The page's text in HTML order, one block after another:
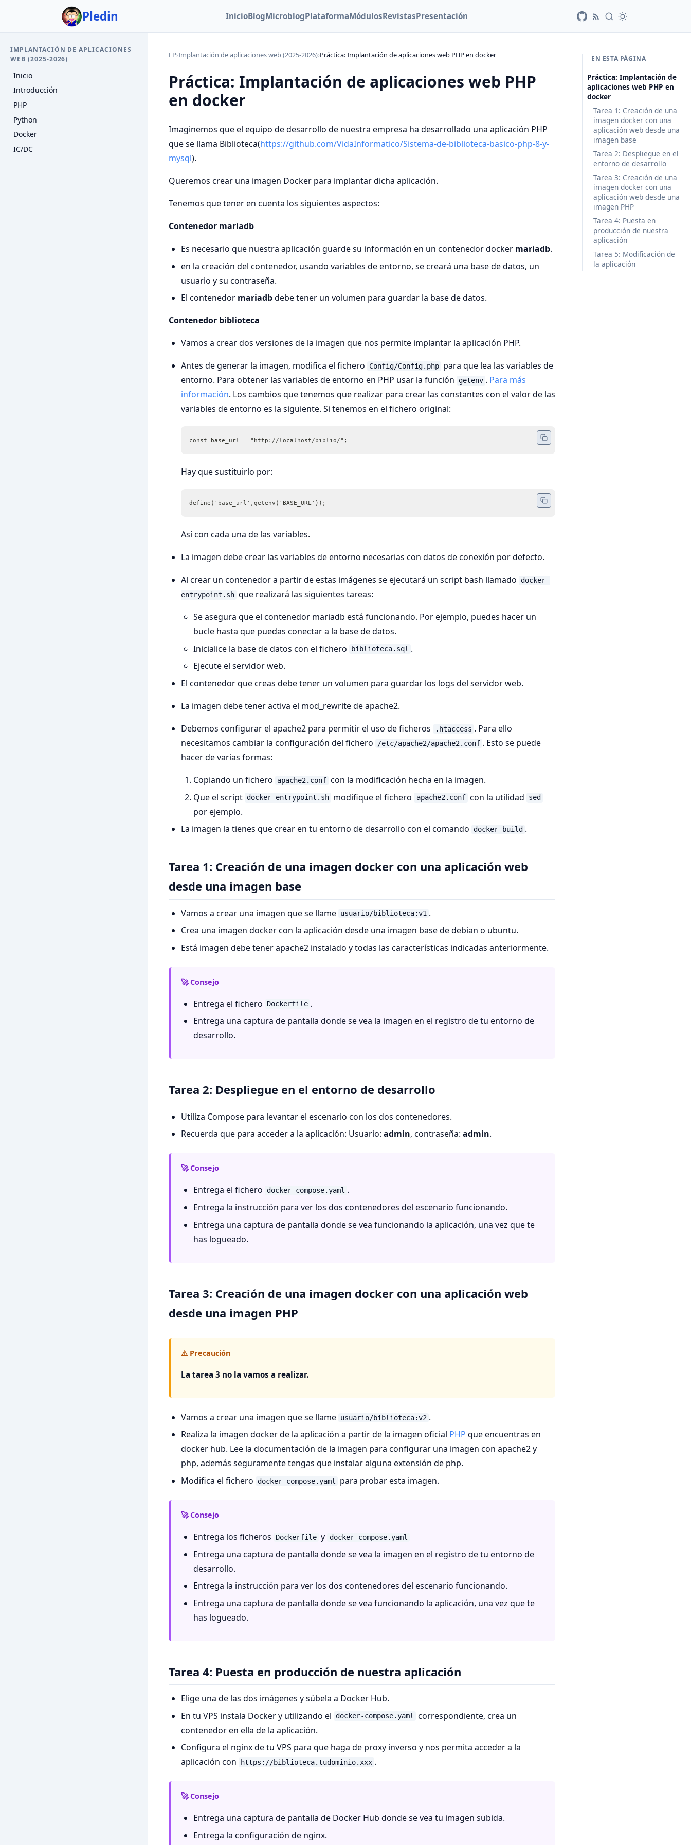
Pledin InicioBlogMicroblogPlataformaMódulosRevistasPresentación
IMPLANTACIÓN DE APLICACIONES
WEB (2025-2026)
Inicio
Introducción
PHP
Python
Docker
IC/DC
FP›Implantación de aplicaciones web (2025-2026)›Práctica: Implantación de aplicaciones web PHP en docker
Práctica: Implantación de aplicaciones web PHP
en docker
Imaginemos que el equipo de desarrollo de nuestra empresa ha desarrollado una aplicación PHP
que se llama Biblioteca(https://github.com/VidaInformatico/Sistema-de-biblioteca-basico-php-8-y-
mysql).
Queremos crear una imagen Docker para implantar dicha aplicación.
Tenemos que tener en cuenta los siguientes aspectos:
Contenedor mariadb
Es necesario que nuestra aplicación guarde su información en un contenedor docker mariadb.
en la creación del contenedor, usando variables de entorno, se creará una base de datos, un
usuario y su contraseña.
El contenedor mariadbdebe tener un volumen para guardar la base de datos.
Contenedor biblioteca
Vamos a crear dos versiones de la imagen que nos permite implantar la aplicación PHP.
Antes de generar la imagen, modifica el fichero
Config/Config.php para que lea las variables de
entorno. Para obtener las variables de entorno en PHP usar la función
getenv . Para más
información. Los cambios que tenemos que realizar para crear las constantes con el valor de las
variables de entorno es la siguiente. Si tenemos en el fichero original:
const base_url = "http://localhost/biblio/";
Hay que sustituirlo por:
define('base_url',getenv('BASE_URL'));
Así con cada una de las variables.
La imagen debe crear las variables de entorno necesarias con datos de conexión por defecto.
Al crear un contenedor a partir de estas imágenes se ejecutará un script bash llamado
docker-
entrypoint.sh que realizará las siguientes tareas:
Se asegura que el contenedor mariadb está funcionando. Por ejemplo, puedes hacer un
bucle hasta que puedas conectar a la base de datos.
Inicialice la base de datos con el fichero
biblioteca.sql .
Ejecute el servidor web.
El contenedor que creas debe tener un volumen para guardar los logs del servidor web.
La imagen debe tener activa el mod_rewrite de apache2.
Debemos configurar el apache2 para permitir el uso de ficheros
.htaccess . Para ello
necesitamos cambiar la configuración del fichero
/etc/apache2/apache2.conf . Esto se puede
hacer de varias formas:
Copiando un fichero
apache2.conf con la modificación hecha en la imagen.
Que el script docker-entrypoint.sh modifique el fichero apache2.conf con la utilidad sed
por ejemplo.
La imagen la tienes que crear en tu entorno de desarrollo con el comando
docker build .
Tarea 1: Creación de una imagen docker con una aplicación web
desde una imagen base
Vamos a crear una imagen que se llame usuario/biblioteca:v1 .
Crea una imagen docker con la aplicación desde una imagen base de debian o ubuntu.
Está imagen debe tener apache2 instalado y todas las características indicadas anteriormente.
🚀 Consejo
Entrega el fichero Dockerfile .
Entrega una captura de pantalla donde se vea la imagen en el registro de tu entorno de
desarrollo.
Tarea 2: Despliegue en el entorno de desarrollo
Utiliza Compose para levantar el escenario con los dos contenedores.
Recuerda que para acceder a la aplicación: Usuario: admin, contraseña: admin.
🚀 Consejo
Entrega el fichero docker-compose.yaml .
Entrega la instrucción para ver los dos contenedores del escenario funcionando.
Entrega una captura de pantalla donde se vea funcionando la aplicación, una vez que te
has logueado.
Tarea 3: Creación de una imagen docker con una aplicación web
desde una imagen PHP
⚠️ Precaución
La tarea 3 no la vamos a realizar.
Vamos a crear una imagen que se llame usuario/biblioteca:v2 .
Realiza la imagen docker de la aplicación a partir de la imagen oficial PHP que encuentras en
docker hub. Lee la documentación de la imagen para configurar una imagen con apache2 y
php, además seguramente tengas que instalar alguna extensión de php.
Modifica el fichero
docker-compose.yaml para probar esta imagen.
🚀 Consejo
Entrega los ficheros Dockerfile y docker-compose.yaml
Entrega una captura de pantalla donde se vea la imagen en el registro de tu entorno de
desarrollo.
Entrega la instrucción para ver los dos contenedores del escenario funcionando.
Entrega una captura de pantalla donde se vea funcionando la aplicación, una vez que te
has logueado.
Tarea 4: Puesta en producción de nuestra aplicación
Elige una de las dos imágenes y súbela a Docker Hub.
En tu VPS instala Docker y utilizando el
docker-compose.yaml correspondiente, crea un
contenedor en ella de la aplicación.
Configura el nginx de tu VPS para que haga de proxy inverso y nos permita acceder a la
aplicación con
https://biblioteca.tudominio.xxx .
🚀 Consejo
Entrega una captura de pantalla de Docker Hub donde se vea tu imagen subida.
Entrega la configuración de nginx.
EN ESTA PÁGINA
Práctica: Implantación de
aplicaciones web PHP en
docker
Tarea 1: Creación de una
imagen docker con una
aplicación web desde una
imagen base
Tarea 2: Despliegue en el
entorno de desarrollo
Tarea 3: Creación de una
imagen docker con una
aplicación web desde una
imagen PHP
Tarea 4: Puesta en
producción de nuestra
aplicación
Tarea 5: Modificación de
la aplicación